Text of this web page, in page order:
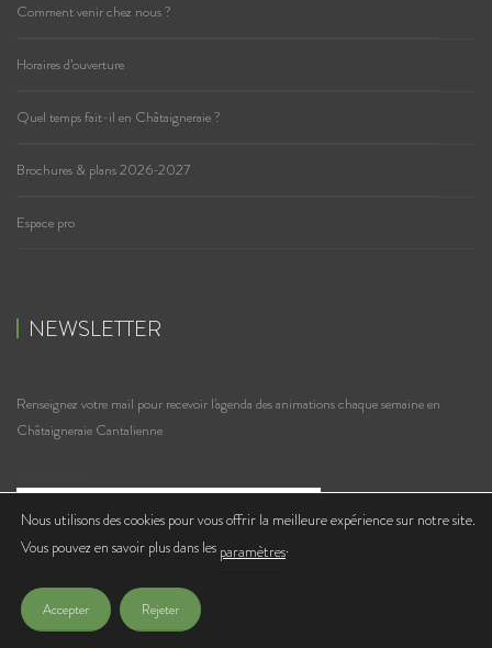
Comment venir chez nous ?
Horaires d’ouverture
Quel temps fait-il en Châtaigneraie ?
Brochures & plans 2026-2027
Espace pro
NEWSLETTER
Renseignez votre mail pour recevoir l'agenda des animations chaque semaine en
Châtaigneraie Cantalienne
J'accepte de recevoir les lettres d'infos de l'Office de Tourisme
Nous utilisons des cookies pour vous offrir la meilleure expérience sur notre site.
Vous pouvez en savoir plus dans les paramètres.
Accepter Rejeter